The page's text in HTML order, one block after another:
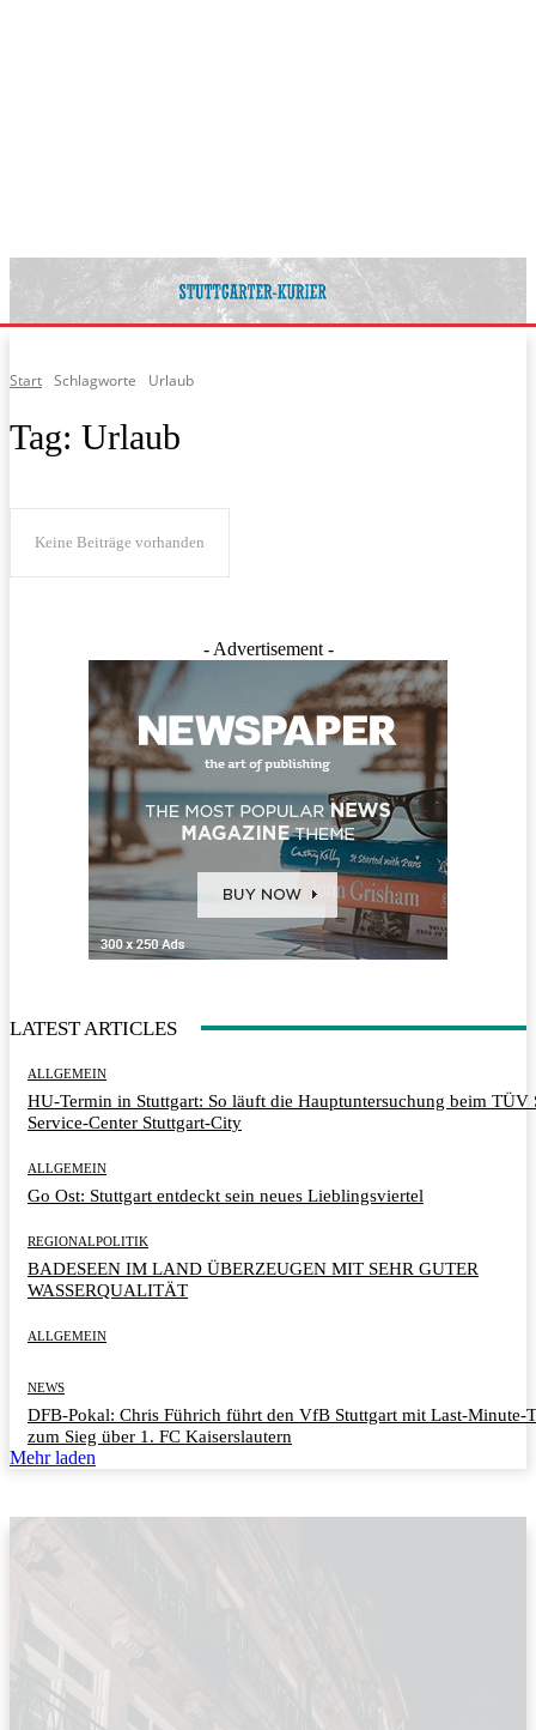
Start Schlagworte Urlaub
Tag: Urlaub
Keine Beiträge vorhanden
- Advertisement -
LATEST ARTICLES
ALLGEMEIN
HU-Termin in Stuttgart: So läuft die Hauptuntersuchung beim TÜV
Service-Center Stuttgart-City
ALLGEMEIN
Go Ost: Stuttgart entdeckt sein neues Lieblingsviertel
REGIONALPOLITIK
BADESEEN IM LAND ÜBERZEUGEN MIT SEHR GUTER
WASSERQUALITÄT
ALLGEMEIN
NEWS
DFB-Pokal: Chris Führich führt den VfB Stuttgart mit Last-Minute-
zum Sieg über 1. FC Kaiserslautern
Mehr laden